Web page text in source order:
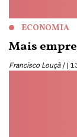
ECONOMIA
Mais
Francisco Louçã |